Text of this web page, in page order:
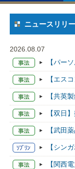
ニュースリリ
2026.08.07
【パー
【エス
【共英
【双日
【武田
【シン
【関西